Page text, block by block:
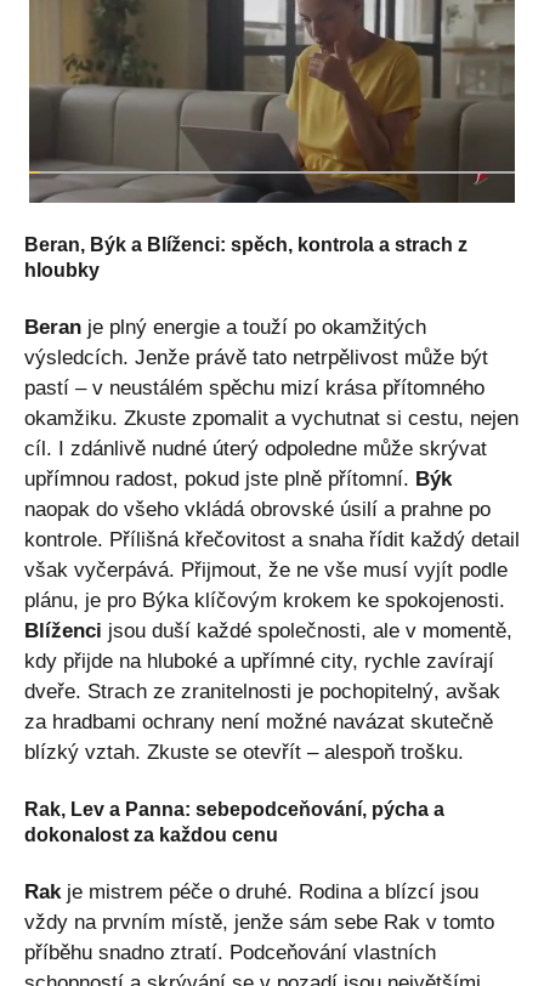
Beran, Býk a Blíženci: spěch, kontrola a strach z
hloubky
Beran je plný energie a touží po okamžitých
výsledcích. Jenže právě tato netrpělivost může být
pastí – v neustálém spěchu mizí krása přítomného
okamžiku. Zkuste zpomalit a vychutnat si cestu, nejen
cíl. I zdánlivě nudné úterý odpoledne může skrývat
upřímnou radost, pokud jste plně přítomní. Býk
naopak do všeho vkládá obrovské úsilí a prahne po
kontrole. Přílišná křečovitost a snaha řídit každý detail
však vyčerpává. Přijmout, že ne vše musí vyjít podle
plánu, je pro Býka klíčovým krokem ke spokojenosti.
Blíženci jsou duší každé společnosti, ale v momentě,
kdy přijde na hluboké a upřímné city, rychle zavírají
dveře. Strach ze zranitelnosti je pochopitelný, avšak
za hradbami ochrany není možné navázat skutečně
blízký vztah. Zkuste se otevřít – alespoň trošku.
Rak, Lev a Panna: sebepodceňování, pýcha a
dokonalost za každou cenu
Rakje mistrem péče o druhé. Rodina a blízcí jsou
vždy na prvním místě, jenže sám sebe Rak v tomto
příběhu snadno ztratí. Podceňování vlastních